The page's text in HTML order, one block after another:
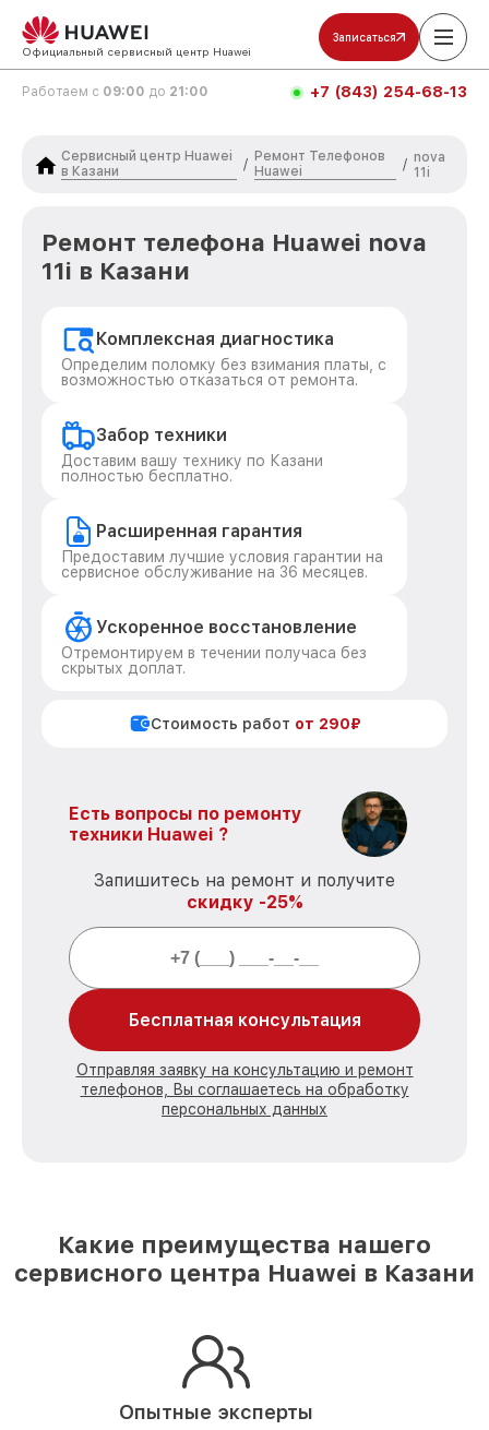
Официальный сервисный центр Huawei
Записаться
Работаем с 09:00 до 21:00 +7 (843) 254-68-13
Сервисный центр Huawei
в Казани
/
Ремонт Телефонов
Huawei
/ nova
11i
Ремонт телефона Huawei nova
11i в Казани
Комплексная диагностика
Определим поломку без взимания платы, с
возможностью отказаться от ремонта.
Забор техники
Доставим вашу технику по Казани
полностью бесплатно.
Расширенная гарантия
Предоставим лучшие условия гарантии на
сервисное обслуживание на 36 месяцев.
Ускоренное восстановление
Отремонтируем в течении получаса без
скрытых доплат.
Стоимость работ от 290₽
Есть вопросы по ремонту
техники Huawei ?
Запишитесь на ремонт и получите
скидку -25%
Бесплатная консультация
Отправляя заявку на консультацию и ремонт
телефонов, Вы соглашаетесь на обработку
персональных данных
Какие преимущества нашего
сервисного центра Huawei в Казани
Опытные эксперты